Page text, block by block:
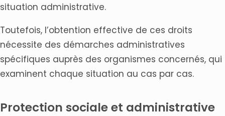
situation administrative.
Toutefois, l’obtention effective de ces droits
nécessite des démarches administratives
spécifiques auprès des organismes concernés, qui
examinent chaque situation au cas par cas.
Protection sociale et administrative